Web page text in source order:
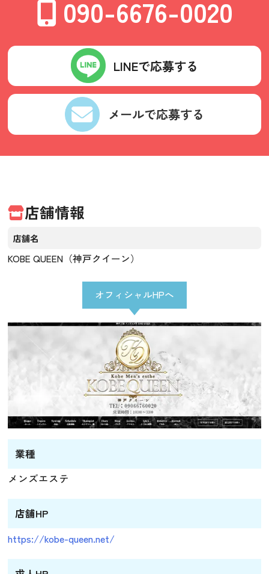
090-6676-0020
LINEで応募する
メールで応募する
店舗情報
店舗名
KOBE QUEEN（神戸クイーン）
業種
メンズエステ
店舗HP
https://kobe-queen.net/
オフィシャルHPへ